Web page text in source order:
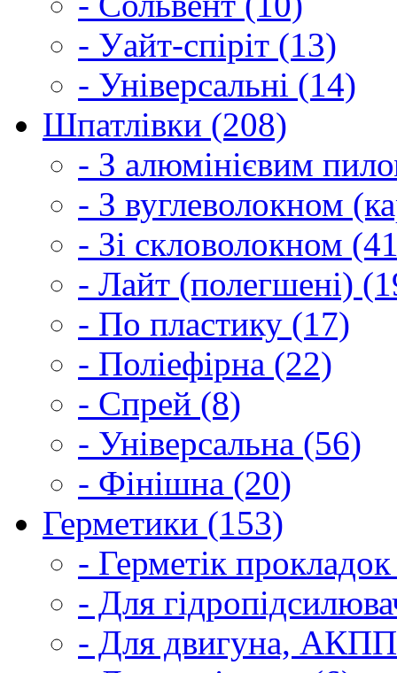
- Уайт-спіріт (13)
- Універсальні (14)
Шпатлівки (208)
- З алюмінієвим
- З вуглеволокном
- Зі скловолокном
- Лайт (полегшені)
- По пластику (17)
- Поліефірна (22)
- Спрей (8)
- Універсальна (56)
- Фінішна (20)
Герметики (153)
- Герметік
- Для
- Для двигуна,